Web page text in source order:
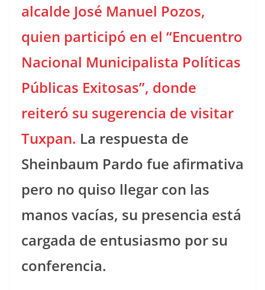
alcalde José Manuel Pozos,
quien participó en el “Encuentro
Nacional Municipalista Políticas
Públicas Exitosas”, donde
reiteró su sugerencia de visitar
Tuxpan. La respuesta de
Sheinbaum Pardo fue afirmativa
pero no quiso llegar con las
manos vacías, su presencia está
cargada de entusiasmo por su
conferencia.